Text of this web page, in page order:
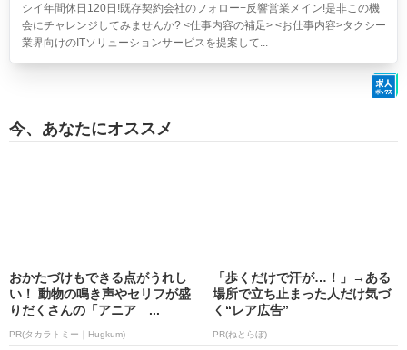
シイ年間休日120日!既存契約会社のフォロー+反響営業メイン!是非この機
会にチャレンジしてみませんか? <仕事内容の補足> <お仕事内容>タクシー
業界向けのITソリューションサービスを提案して...
今、あなたにオススメ
おかたづけもできる点がうれし
い！ 動物の鳴き声やセリフが盛
りだくさんの「アニア ...
PR(タカラトミー｜Hugkum)
「歩くだけで汗が…！」→ある
場所で立ち止まった人だけ気づ
く“レア広告”
PR(ねとらぼ)